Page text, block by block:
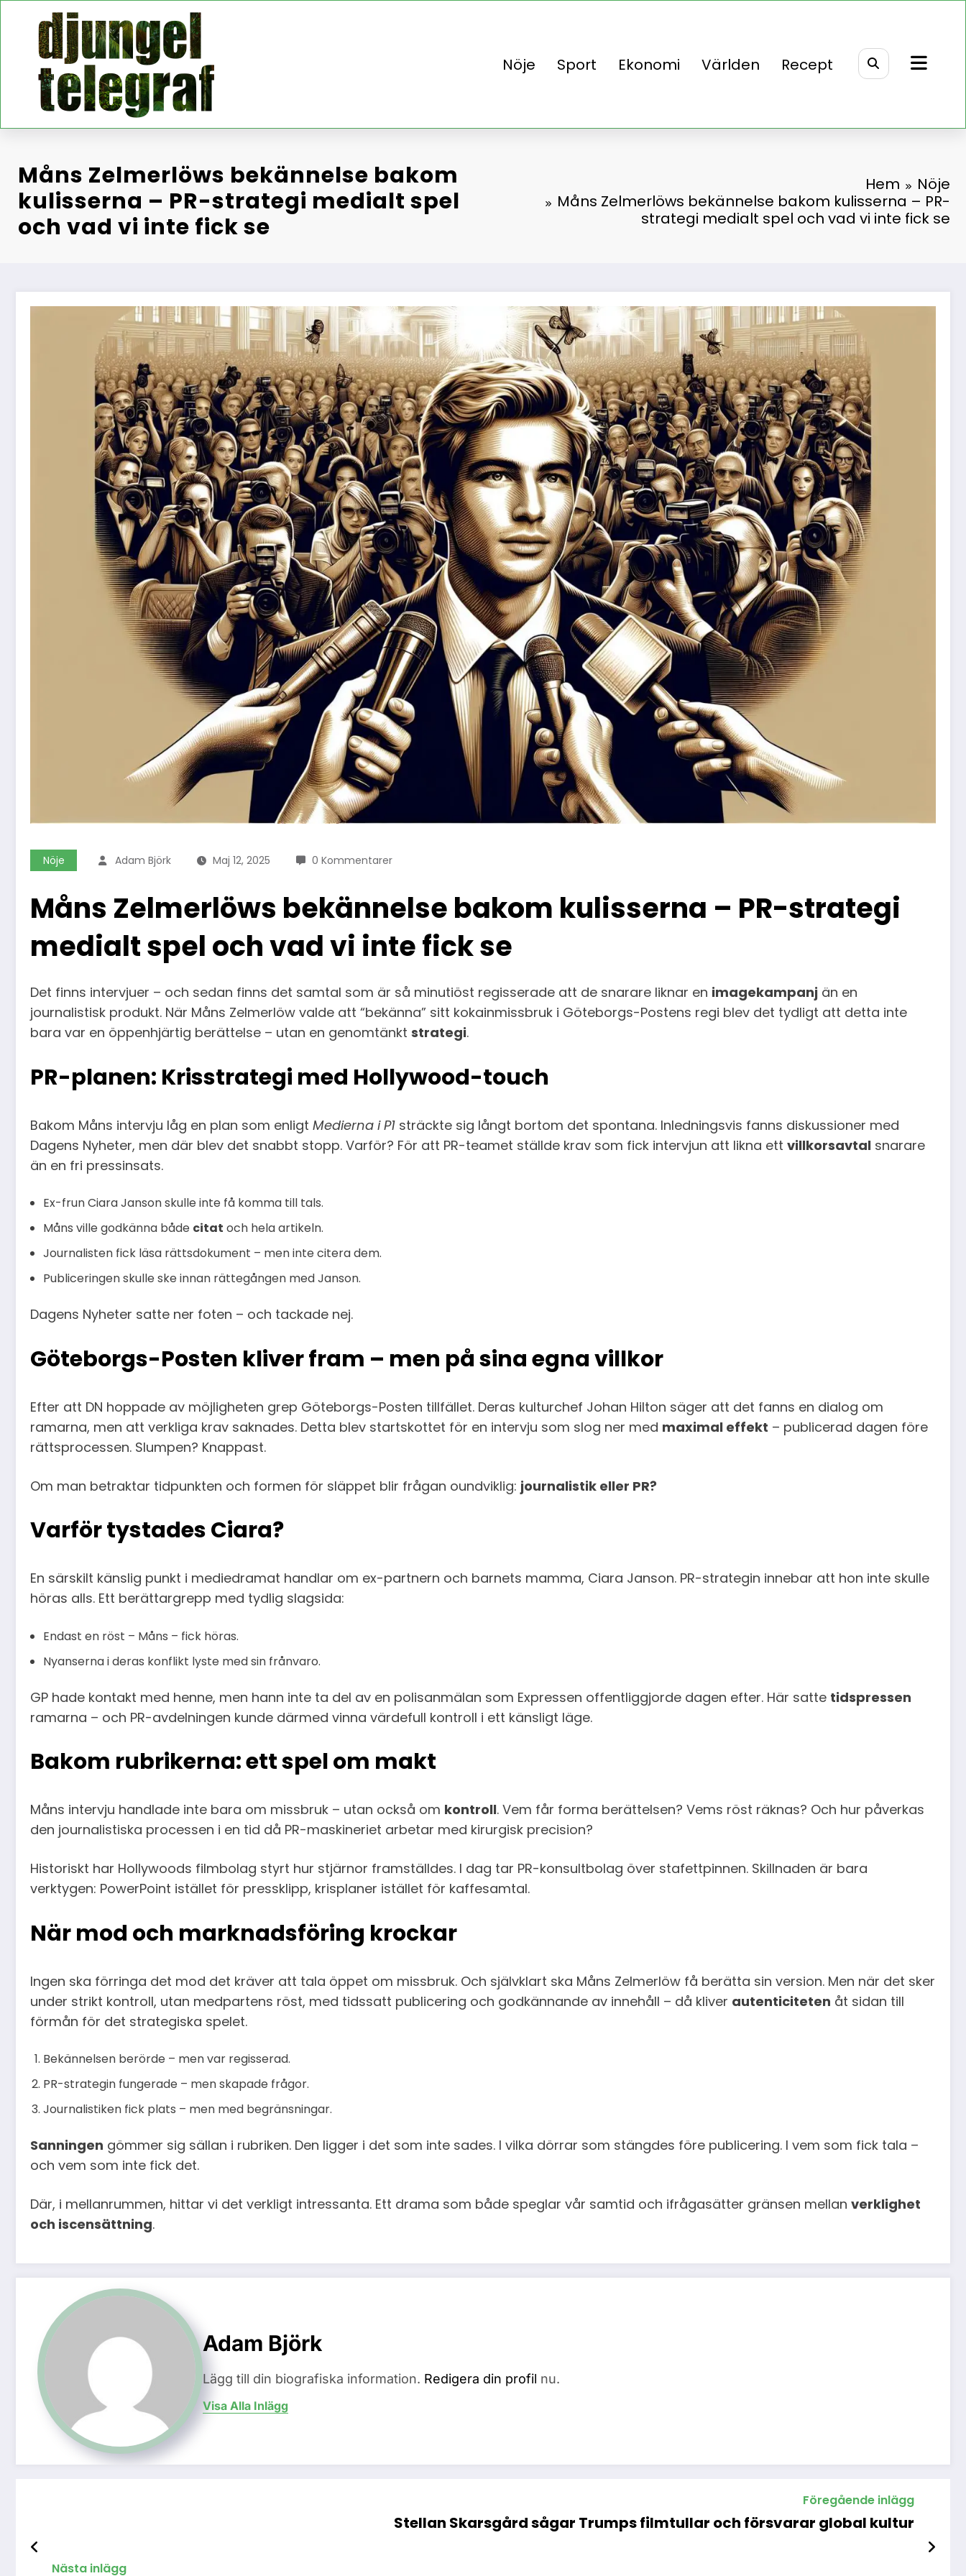
innehåll
Nöje Sport Ekonomi Världen Recept
Måns Zelmerlöws bekännelse bakom
kulisserna – PR-strategi medialt spel
och vad vi inte fick se
Hem
Nöje
Måns Zelmerlöws bekännelse bakom kulisserna – PR-
strategi medialt spel och vad vi inte fick se
Nöje Adam Björk Maj 12, 2025 0 Kommentarer
Måns Zelmerlöws bekännelse bakom kulisserna – PR-strategi
medialt spel och vad vi inte fick se
Det finns intervjuer – och sedan finns det samtal som är så minutiöst regisserade att de snarare liknar en imagekampanj än en
journalistisk produkt. När Måns Zelmerlöw valde att “bekänna” sitt kokainmissbruk i Göteborgs-Postens regi blev det tydligt att detta inte
bara var en öppenhjärtig berättelse – utan en genomtänkt strategi.
PR-planen: Krisstrategi med Hollywood-touch
Bakom Måns intervju låg en plan som enligt Medierna i P1 sträckte sig långt bortom det spontana. Inledningsvis fanns diskussioner med
Dagens Nyheter, men där blev det snabbt stopp. Varför? För att PR-teamet ställde krav som fick intervjun att likna ett villkorsavtal snarare
än en fri pressinsats.
Ex-frun Ciara Janson skulle inte få komma till tals.
Måns ville godkänna både citat och hela artikeln.
Journalisten fick läsa rättsdokument – men inte citera dem.
Publiceringen skulle ske innan rättegången med Janson.
Dagens Nyheter satte ner foten – och tackade nej.
Göteborgs-Posten kliver fram – men på sina egna villkor
Efter att DN hoppade av möjligheten grep Göteborgs-Posten tillfället. Deras kulturchef Johan Hilton säger att det fanns en dialog om
ramarna, men att verkliga krav saknades. Detta blev startskottet för en intervju som slog ner med maximal effekt – publicerad dagen före
rättsprocessen. Slumpen? Knappast.
Om man betraktar tidpunkten och formen för släppet blir frågan oundviklig: journalistik eller PR?
Varför tystades Ciara?
En särskilt känslig punkt i mediedramat handlar om ex-partnern och barnets mamma, Ciara Janson. PR-strategin innebar att hon inte skulle
höras alls. Ett berättargrepp med tydlig slagsida:
Endast en röst – Måns – fick höras.
Nyanserna i deras konflikt lyste med sin frånvaro.
GP hade kontakt med henne, men hann inte ta del av en polisanmälan som Expressen offentliggjorde dagen efter. Här satte tidspressen
ramarna – och PR-avdelningen kunde därmed vinna värdefull kontroll i ett känsligt läge.
Bakom rubrikerna: ett spel om makt
Måns intervju handlade inte bara om missbruk – utan också om kontroll. Vem får forma berättelsen? Vems röst räknas? Och hur påverkas
den journalistiska processen i en tid då PR-maskineriet arbetar med kirurgisk precision?
Historiskt har Hollywoods filmbolag styrt hur stjärnor framställdes. I dag tar PR-konsultbolag över stafettpinnen. Skillnaden är bara
verktygen: PowerPoint istället för pressklipp, krisplaner istället för kaffesamtal.
När mod och marknadsföring krockar
Ingen ska förringa det mod det kräver att tala öppet om missbruk. Och självklart ska Måns Zelmerlöw få berätta sin version. Men när det sker
under strikt kontroll, utan medpartens röst, med tidssatt publicering och godkännande av innehåll – då kliver autenticiteten åt sidan till
förmån för det strategiska spelet.
Bekännelsen berörde – men var regisserad.
PR-strategin fungerade – men skapade frågor.
Journalistiken fick plats – men med begränsningar.
Sanningen gömmer sig sällan i rubriken. Den ligger i det som inte sades. I vilka dörrar som stängdes före publicering. I vem som fick tala –
och vem som inte fick det.
Där, i mellanrummen, hittar vi det verkligt intressanta. Ett drama som både speglar vår samtid och ifrågasätter gränsen mellan verklighet
och iscensättning.
Adam Björk
Lägg till din biografiska information. Redigera din profil nu.
Visa Alla Inlägg
Föregående inlägg
Stellan Skarsgård sågar Trumps filmtullar och försvarar global kultur
Nästa inlägg